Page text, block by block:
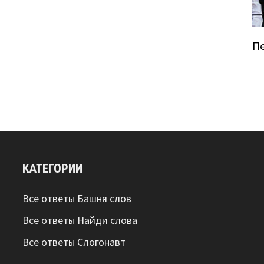
КАТЕГОРИИ
Все ответы Башня слов
Все ответы Найди слова
Все ответы Слогонавт